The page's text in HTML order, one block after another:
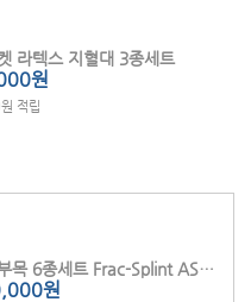
라텍스 지혈대 3종세트
원
적립
골절부목 6종세트 Frac-Splint AS-01
원